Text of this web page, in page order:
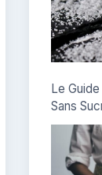
Le
Sans